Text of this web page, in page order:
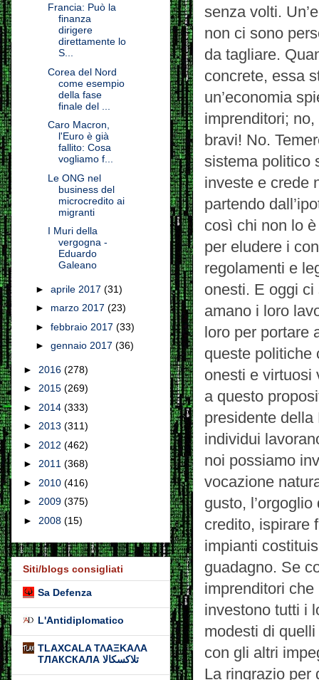
senza volti.
non ci sono
da tagliare.
concrete, essa
un’economia
imprenditori;
bravi! No.
sistema politico
investe e crede
partendo
così chi non lo
per eludere i
regolamenti e
onesti. E oggi
amano i loro
loro per portare
queste politiche
onesti e virtuosi
a questo
presidente della
individui
noi possiamo
vocazione
gusto,
credito, ispirare
impianti
guadagno. Se
imprenditori
investono tutti i
modesti di
con gli altri
La ringrazio per
Francia: Può la
finanza
dirigere
direttamente lo
S...
Corea del Nord
come esempio
della fase
finale del ...
Caro Macron,
l'Euro è già
fallito: Cosa
vogliamo f...
Le ONG nel
business del
microcredito ai
migranti
I Muri della
vergogna -
Eduardo
Galeano
► aprile 2017 (31)
► marzo 2017 (23)
► febbraio 2017 (33)
► gennaio 2017 (36)
► 2016 (278)
► 2015 (269)
► 2014 (333)
► 2013 (311)
► 2012 (462)
► 2011 (368)
► 2010 (416)
► 2009 (375)
► 2008 (15)
Siti/blogs consigliati
Sa Defenza
L'Antidiplomatico
TLAXCALA ΤΛΑΞΚΑΛΑ
ТЛАКСКАЛА تلاكسكالا